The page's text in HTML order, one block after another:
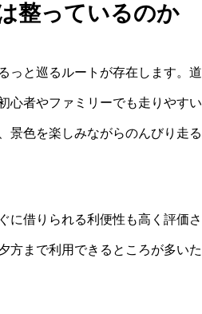
整っているのか
っと巡るルートが存在します。道
心者やファミリーでも走りやすい
景色を楽しみながらのんびり走る
に借りられる利便性も高く評価さ
方まで利用できるところが多いた